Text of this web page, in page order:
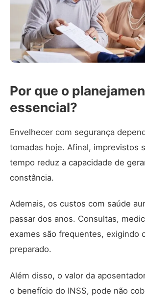
Por que o
essencial?
Envelhecer com segurança
tomadas hoje. Afinal, imprevistos
tempo reduz a capacidade de
constância.
Ademais, os custos com saúde
passar dos anos. Consultas,
exames são frequentes, exigindo
preparado.
Além disso, o valor da
o benefício do INSS, pode não